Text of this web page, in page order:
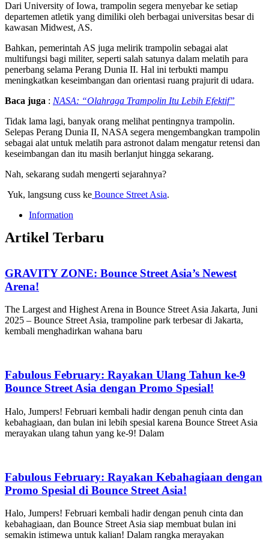
Dari University of Iowa, trampolin segera menyebar ke setiap
departemen atletik yang dimiliki oleh berbagai universitas besar di
kawasan Midwest, AS.
Bahkan, pemerintah AS juga melirik trampolin sebagai alat
multifungsi bagi militer, seperti salah satunya dalam melatih para
penerbang selama Perang Dunia II. Hal ini terbukti mampu
meningkatkan keseimbangan dan orientasi ruang prajurit di udara.
Baca juga : NASA: “Olahraga Trampolin Itu Lebih Efektif”
Tidak lama lagi, banyak orang melihat pentingnya trampolin.
Selepas Perang Dunia II, NASA segera mengembangkan trampolin
sebagai alat untuk melatih para astronot dalam mengatur retensi dan
keseimbangan dan itu masih berlanjut hingga sekarang.
Nah, sekarang sudah mengerti sejarahnya?
Yuk, langsung cuss ke Bounce Street Asia.
Information
Artikel Terbaru
GRAVITY ZONE: Bounce Street Asia’s Newest
Arena!
The Largest and Highest Arena in Bounce Street Asia Jakarta, Juni
2025 – Bounce Street Asia, trampoline park terbesar di Jakarta,
kembali menghadirkan wahana baru
Fabulous February: Rayakan Ulang Tahun ke-9
Bounce Street Asia dengan Promo Spesial!
Halo, Jumpers! Februari kembali hadir dengan penuh cinta dan
kebahagiaan, dan bulan ini lebih spesial karena Bounce Street Asia
merayakan ulang tahun yang ke-9! Dalam
Fabulous February: Rayakan Kebahagiaan dengan
Promo Spesial di Bounce Street Asia!
Halo, Jumpers! Februari kembali hadir dengan penuh cinta dan
kebahagiaan, dan Bounce Street Asia siap membuat bulan ini
semakin istimewa untuk kalian! Dalam rangka merayakan